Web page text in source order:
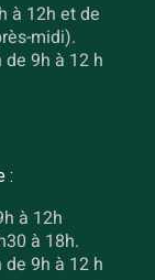
à 12h et de
midi).
9h à 12 h
:
à 12h
à 18h.
9h à 12 h